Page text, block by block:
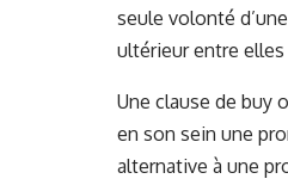
seule volonté
ultérieur entre elles
Une clause de buy
en son sein une
alternative à une